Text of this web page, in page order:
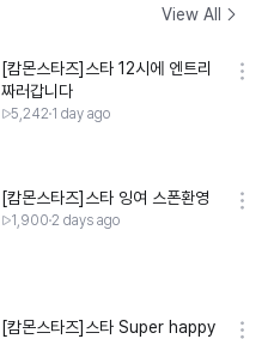
View All
[캄몬스타즈]스타 12시에 엔트리
짜러갑니다
5,242 1 day ago
[캄몬스타즈]스타 잉여 스폰환영
1,900 2 days ago
[캄몬스타즈]스타 Super happy